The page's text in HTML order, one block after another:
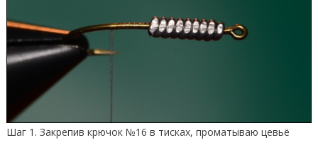
Шаг 1. Закрепив крючок №16 в тисках, проматываю цевьё